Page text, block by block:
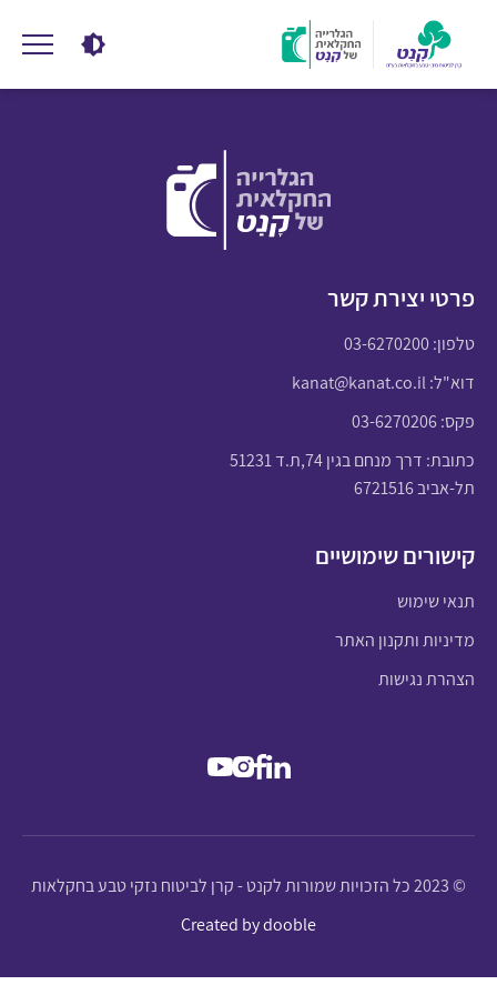
פרטי יצירת קשר
טלפון:03-6270200
דוא"ל:kanat@kanat.co.il
פקס: 03-6270206
כתובת: דרך מנחם בגין 74,ת.ד 51231
תל-אביב 6721516
קישורים שימושיים
תנאי שימוש
מדיניות ותקנון האתר
הצהרת נגישות
© 2023 כל הזכויות שמורות לקנט - קרן לביטוח נזקי טבע בחקלאות
Created by dooble